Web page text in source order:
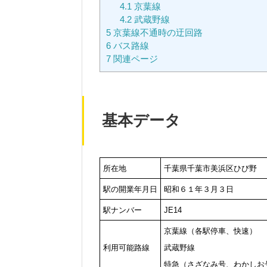
4.1 京葉線
4.2武蔵野線
5 京葉線不通時の迂回路
6 バス路線
7 関連ページ
基本データ
所在地 千葉県千葉市美浜区ひび野
駅の開業年月日 昭和６１年３月３日
駅ナンバー JE14
利用可能路線
京葉線（各駅停車、快速）
武蔵野線
特急（さざなみ号、わかしお